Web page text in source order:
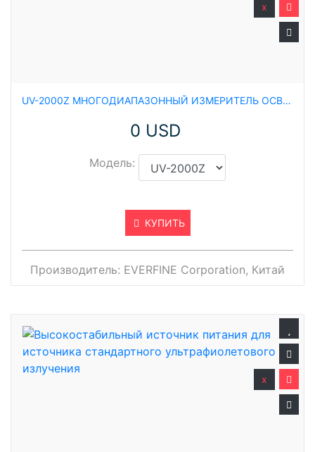
UV-2000Z МНОГОДИАПАЗОННЫЙ ИЗМЕРИТЕЛЬ ОСВЕЩЕННОСТИ УФ ИЗЛУЧЕНИЕМ.
0 USD
Модель:
КУПИТЬ
x
Производитель: EVERFINE Corporation, Китай
x